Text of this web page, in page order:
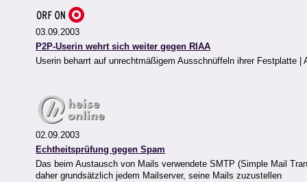
03.09.2003
P2P-Userin wehrt sich weiter gegen RIAA
Userin beharrt auf unrechtmäßigem Ausschnüffeln ihrer Festplatte
02.09.2003
Echtheitsprüfung gegen Spam
Das beim Austausch von Mails verwendete SMTP (Simple Mail
daher grundsätzlich jedem Mailserver, seine Mails zuzustellen